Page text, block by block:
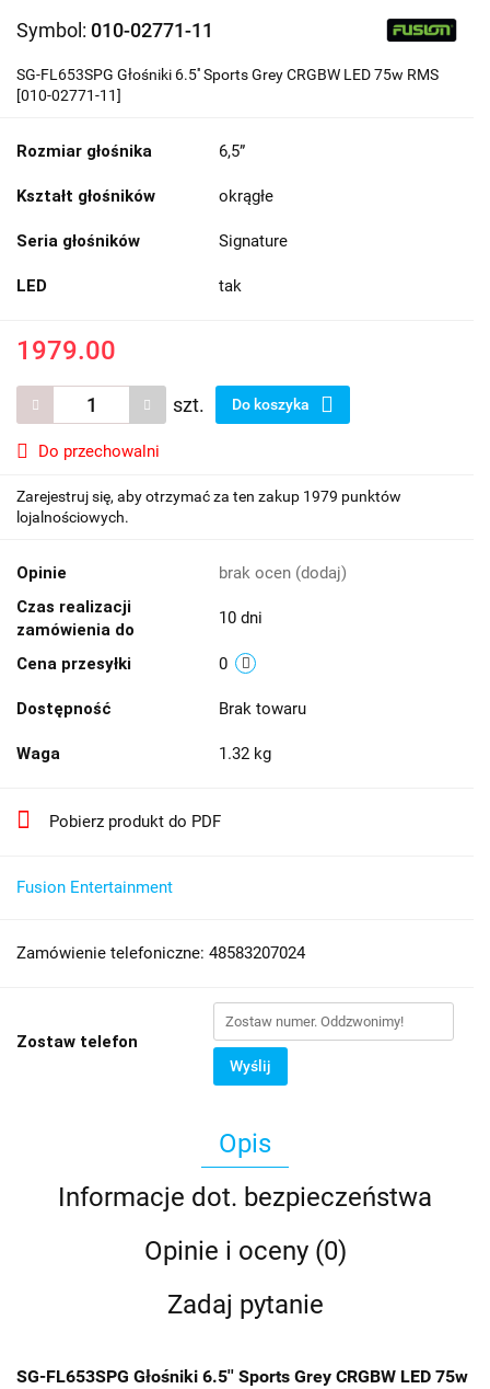
Symbol: 010-02771-11
SG-FL653SPG Głośniki 6.5'' Sports Grey CRGBW LED 75w RMS
[010-02771-11]
Rozmiar głośnika 6,5”
Kształt głośników okrągłe
Seria głośników Signature
LED tak
1979.00
szt. Do koszyka
Do przechowalni
Zarejestruj się, aby otrzymać za ten zakup 1979 punktów
lojalnościowych.
Opinie brak ocen (dodaj)
Czas realizacji
zamówienia do
10 dni
Cena przesyłki 0
Dostępność Brak towaru
Waga 1.32 kg
Pobierz produkt do PDF
Fusion Entertainment
Zamówienie telefoniczne: 48583207024
Zostaw telefon
Wyślij
Opis
Informacje dot. bezpieczeństwa
Opinie i oceny (0)
Zadaj pytanie
SG-FL653SPG Głośniki 6.5'' Sports Grey CRGBW LED 75w